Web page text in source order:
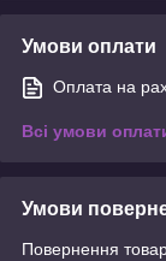
Умови оплати
Оплата на
Всі умови
Умови
Повернення